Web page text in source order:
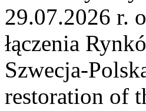
29.07.2026 r.
łączenia
Szwecja-
restoration of